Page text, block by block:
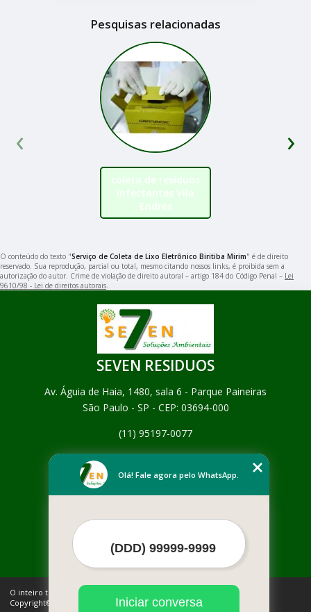
Pesquisas relacionadas
coleta de resíduos
infectantes Vila
Endres
‹ ›
O conteúdo do texto "Serviço de Coleta de Lixo Eletrônico Biritiba Mirim" é de direito
reservado. Sua reprodução, parcial ou total, mesmo citando nossos links, é proibida sem a
autorização do autor. Crime de violação de direito autoral – artigo 184 do Código Penal – Lei
9610/98 - Lei de direitos autorais.
SEVEN RESIDUOS
Av. Águia de Haia, 1480, sala 6 - Parque Paineiras
São Paulo - SP - CEP: 03694-000
(11) 95197-0077
Empresa
Contato
Mais Serviços
O inteiro teor deste site está sujeito à proteção de direitos autorais.
Copyright© SEVEN RESIDUOS (Lei 9610 de 19/02/1998)
Olá! Fale agora pelo WhatsApp.
Iniciar conversa